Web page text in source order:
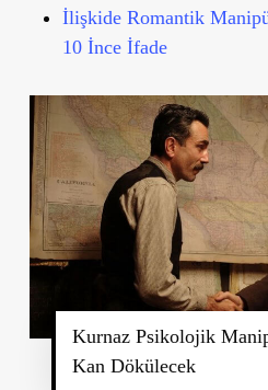
İlişkide Romantik
10 İnce İfade
Kurnaz Psikolojik
Kan Dökülecek